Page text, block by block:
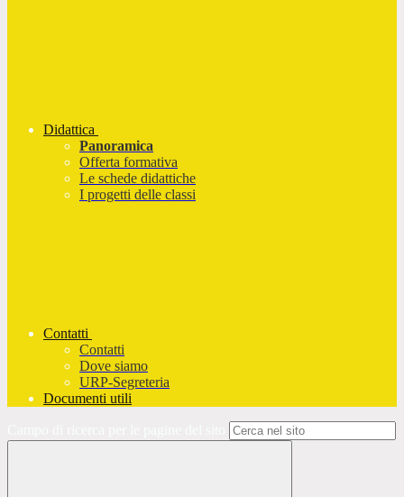
Didattica
Panoramica
Offerta formativa
Le schede didattiche
I progetti delle classi
Contatti
Contatti
Dove siamo
URP-Segreteria
Documenti utili